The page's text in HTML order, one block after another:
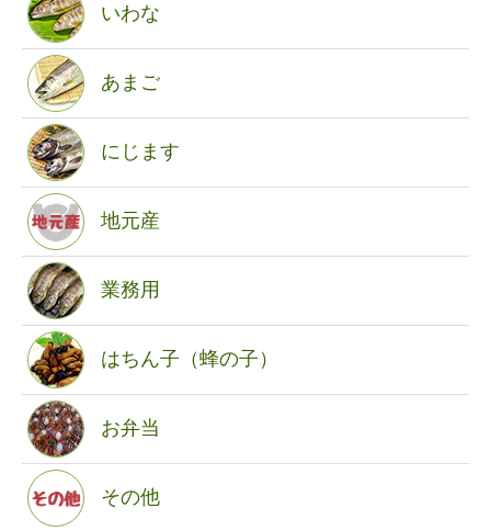
いわな
あまご
にじます
地元産
業務用
はちん子（蜂の子）
お弁当
その他